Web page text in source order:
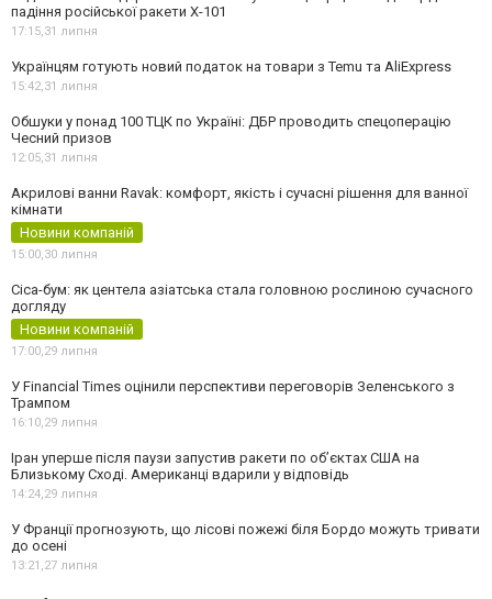
падіння російської ракети Х-101
17:15,31 липня
Українцям готують новий податок на товари з Temu та AliExpress
15:42,31 липня
Обшуки у понад 100 ТЦК по Україні: ДБР проводить спецоперацію
Чесний призов
12:05,31 липня
Акрилові ванни Ravak: комфорт, якість і сучасні рішення для ванної
кімнати
Новини компаній
15:00,30 липня
Cica-бум: як центела азіатська стала головною рослиною сучасного
догляду
Новини компаній
17:00,29 липня
У Financial Times оцінили перспективи переговорів Зеленського з
Трампом
16:10,29 липня
Іран уперше після паузи запустив ракети по обʼєктах США на
Близькому Сході. Американці вдарили у відповідь
14:24,29 липня
У Франції прогнозують, що лісові пожежі біля Бордо можуть тривати
до осені
13:21,27 липня